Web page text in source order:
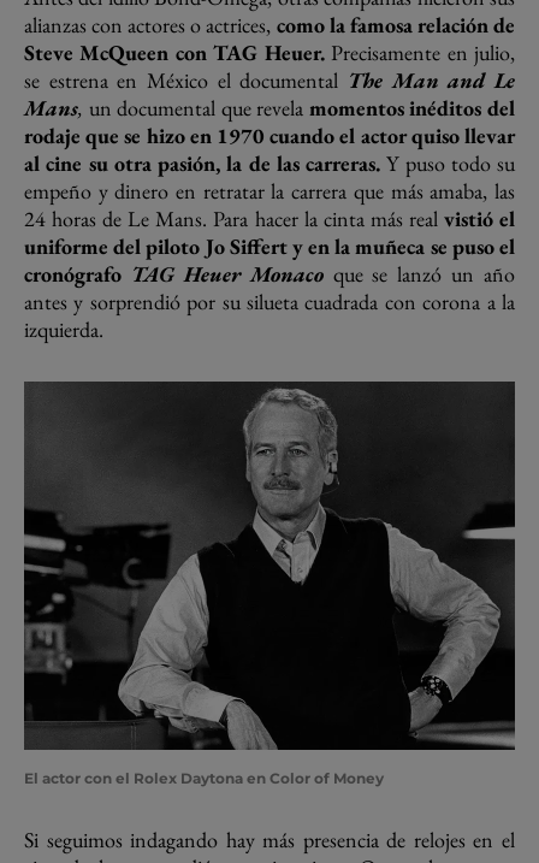
alianzas con actores o actrices, como la famosa relación de
Steve McQueen con TAG Heuer.Precisamente en julio,
se estrena en México el documental The Man and Le
Mans, un documental que revela momentos inéditos del
rodaje que se hizo en 1970 cuando el actor quiso llevar
al cine su otra pasión, la de las carreras. Y puso todo su
empeño y dinero en retratar la carrera que más amaba, las
24 horas de Le Mans. Para hacer la cinta más real vistió el
uniforme del piloto Jo Siffert y en la muñeca se puso el
cronógrafo TAG Heuer Monaco que se lanzó un año
antes y sorprendió por su silueta cuadrada con corona a la
izquierda.
El actor con el Rolex Daytona en Color of Money
Si seguimos indagando hay más presencia de relojes en el